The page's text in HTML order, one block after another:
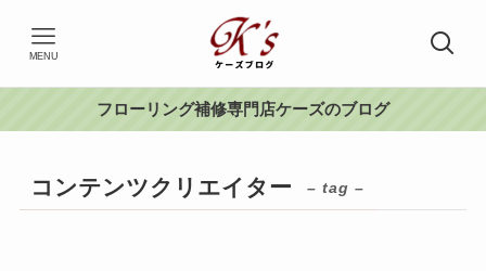
MENU
フローリング補修専門店ケーズのブログ
コンテンツクリエイター – tag –